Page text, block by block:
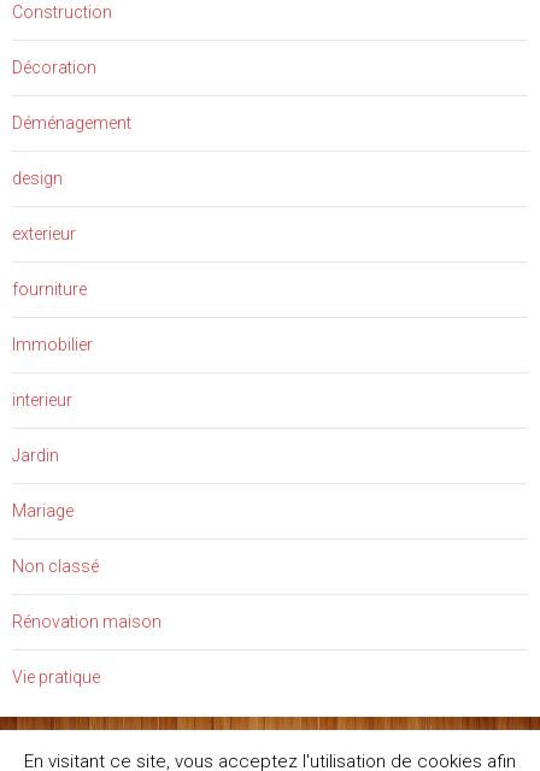
Construction
Décoration
Déménagement
design
exterieur
fourniture
Immobilier
interieur
Jardin
Mariage
Non classé
Rénovation maison
Vie pratique
En visitant ce site, vous acceptez l'utilisation de cookies afin